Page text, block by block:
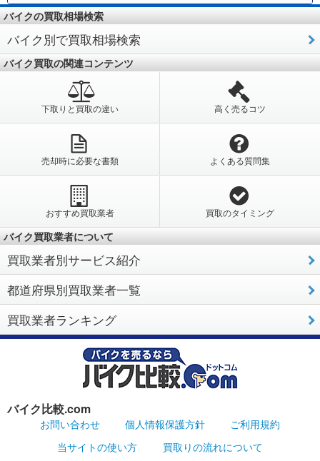
バイクの買取相場検索
バイク別で買取相場検索
バイク買取の関連コンテンツ
下取りと買取の違い 高く売るコツ
売却時に必要な書類 よくある質問集
おすすめ買取業者 買取のタイミング
バイク買取業者について
買取業者別サービス紹介
都道府県別買取業者一覧
買取業者ランキング
バイク比較.com
お問い合わせ 個人情報保護方針
ご利用規約
当サイトの使い方
買取りの流れについて